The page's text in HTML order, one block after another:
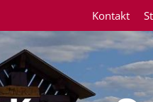
Kontakt